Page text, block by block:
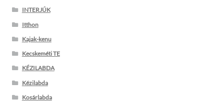
INTERJÚK
Itthon
Kajak-kenu
Kecskeméti TE
KÉZILABDA
Kézilabda
Kosárlabda